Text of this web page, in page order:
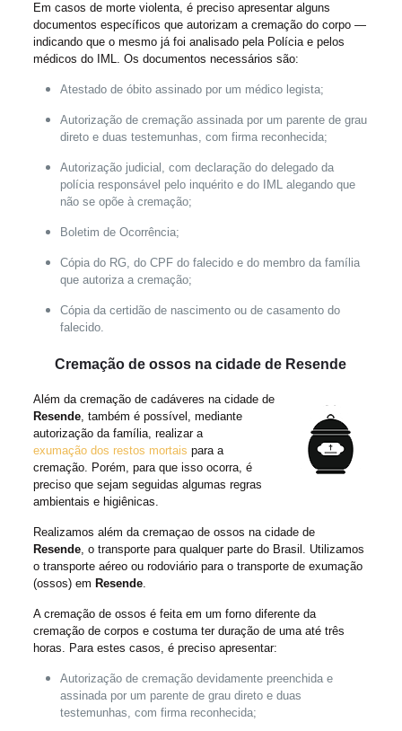
Em casos de morte violenta, é preciso apresentar alguns
documentos específicos que autorizam a cremação do corpo —
indicando que o mesmo já foi analisado pela Polícia e pelos
médicos do IML. Os documentos necessários são:
Atestado de óbito assinado por um médico legista;
Autorização de cremação assinada por um parente de grau
direto e duas testemunhas, com firma reconhecida;
Autorização judicial, com declaração do delegado da
polícia responsável pelo inquérito e do IML alegando que
não se opõe à cremação;
Boletim de Ocorrência;
Cópia do RG, do CPF do falecido e do membro da família
que autoriza a cremação;
Cópia da certidão de nascimento ou de casamento do
falecido.
Cremação de ossos na cidade de Resende
Além da cremação de cadáveres na cidade de
Resende, também é possível, mediante
autorização da família, realizar a
exumação dos restos mortais para a
cremação. Porém, para que isso ocorra, é
preciso que sejam seguidas algumas regras
ambientais e higiênicas.
Realizamos além da cremaçao de ossos na cidade de
Resende, o transporte para qualquer parte do Brasil. Utilizamos
o transporte aéreo ou rodoviário para o transporte de exumação
(ossos) em Resende.
A cremação de ossos é feita em um forno diferente da
cremação de corpos e costuma ter duração de uma até três
horas. Para estes casos, é preciso apresentar:
Autorização de cremação devidamente preenchida e
assinada por um parente de grau direto e duas
testemunhas, com firma reconhecida;